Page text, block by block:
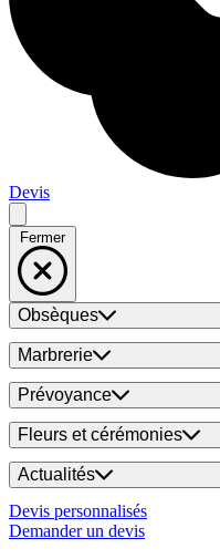
Devis
Fermer
Obsèques
Marbrerie
Prévoyance
Fleurs et cérémonies
Actualités
Devis personnalisés
Demander un devis